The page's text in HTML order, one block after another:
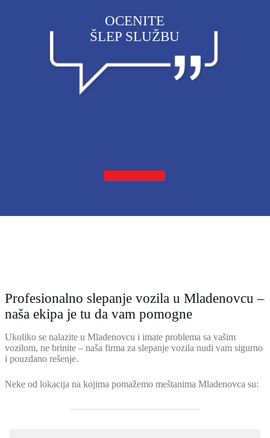
OCENITE
ŠLEP SLUŽBU
Profesionalno slepanje vozila u Mladenovcu –
naša ekipa je tu da vam pomogne
Ukoliko se nalazite u Mladenovcu i imate problema sa vašim
vozilom, ne brinite – naša firma za slepanje vozila nudi vam sigurno
i pouzdano rešenje.
Neke od lokacija na kojima pomažemo meštanima Mladenovca su: